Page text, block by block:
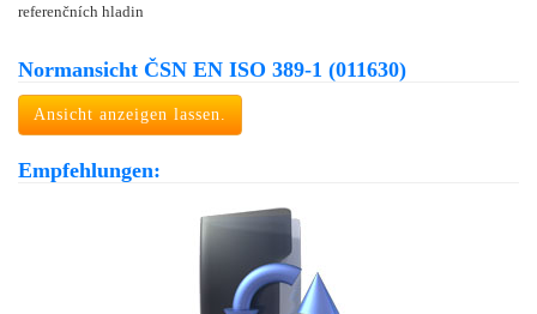
referenčních hladin
Normansicht ČSN EN ISO 389-1 (011630)
Ansicht anzeigen lassen.
Empfehlungen: